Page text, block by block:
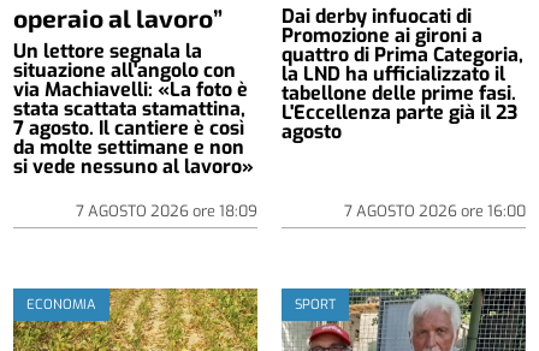
operaio al lavoro”
Un lettore segnala la
situazione all'angolo con
via Machiavelli: «La foto è
stata scattata stamattina,
7 agosto. Il cantiere è così
da molte settimane e non
si vede nessuno al lavoro»
7 AGOSTO 2026ore 18:09
Dai derby infuocati di
Promozione ai gironi a
quattro di Prima Categoria,
la LND ha ufficializzato il
tabellone delle prime fasi.
L'Eccellenza parte già il 23
agosto
7 AGOSTO 2026ore 16:00
ECONOMIA SPORT